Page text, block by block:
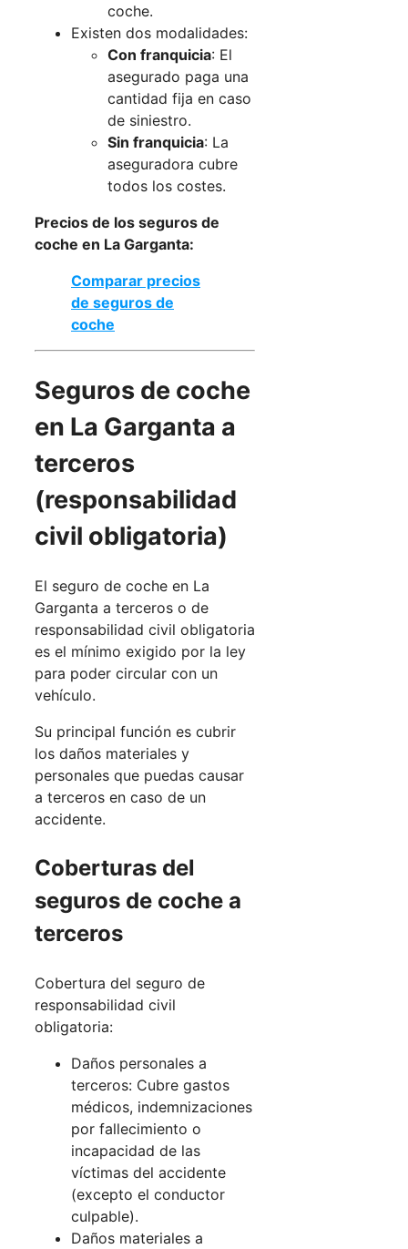
coche.
Existen dos modalidades:
Con franquicia: El
asegurado paga una
cantidad fija en caso
de siniestro.
Sin franquicia: La
aseguradora cubre
todos los costes.
Precios de los seguros de
coche en La Garganta:
Comparar precios
de seguros de
coche
Seguros de coche
en La Garganta a
terceros
(responsabilidad
civil obligatoria)
El seguro de coche en La
Garganta a terceros o de
responsabilidad civil obligatoria
es el mínimo exigido por la ley
para poder circular con un
vehículo.
Su principal función es cubrir
los daños materiales y
personales que puedas causar
a terceros en caso de un
accidente.
Coberturas del
seguros de coche a
terceros
Cobertura del seguro de
responsabilidad civil
obligatoria:
Daños personales a
terceros: Cubre gastos
médicos, indemnizaciones
por fallecimiento o
incapacidad de las
víctimas del accidente
(excepto el conductor
culpable).
Daños materiales a